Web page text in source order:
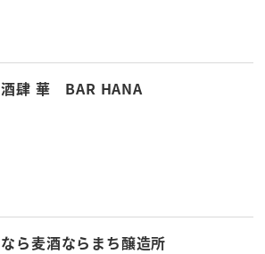
酒肆 華 BAR HANA
なら麦酒ならまち醸造所